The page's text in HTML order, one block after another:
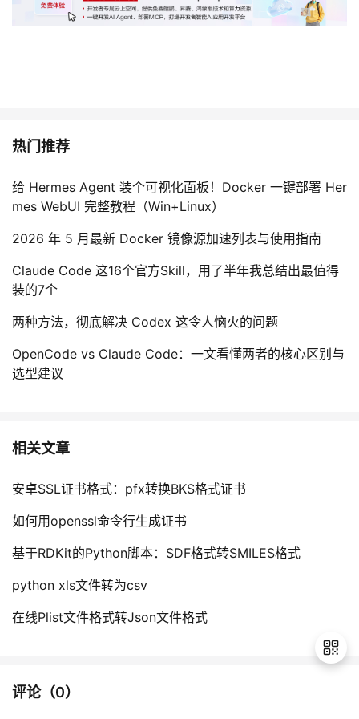
热门推荐
给 Hermes Agent 装个可视化面板！Docker 一键部署 Her
mes WebUI 完整教程（Win+Linux）
2026 年 5 月最新 Docker 镜像源加速列表与使用指南
Claude Code 这16个官方Skill，用了半年我总结出最值得
装的7个
两种方法，彻底解决 Codex 这令人恼火的问题
OpenCode vs Claude Code：一文看懂两者的核心区别与
选型建议
相关文章
安卓SSL证书格式：pfx转换BKS格式证书
如何用openssl命令行生成证书
基于RDKit的Python脚本：SDF格式转SMILES格式
python xls文件转为csv
在线Plist文件格式转Json文件格式
评论（0）